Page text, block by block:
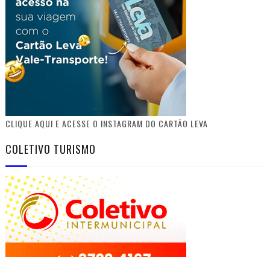
CLIQUE AQUI E ACESSE O INSTAGRAM DO CARTÃO LEVA
COLETIVO TURISMO